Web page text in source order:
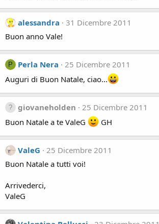
alessandra
31 Dicembre 2011
Buon anno Vale!
P Perla Nera
25 Dicembre 2011
Auguri di Buon Natale, ciao...
giovaneholden
25 Dicembre 2011
Buon Natale a te ValeG
GH
ValeG
25 Dicembre 2011
Buon Natale a tutti voi!
Arrivederci,
ValeG